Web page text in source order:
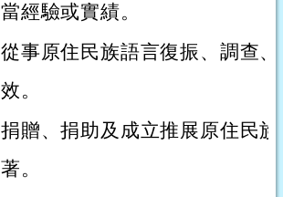
當經驗或實績。
從事原住民族語言復振、調查
效。
捐贈、捐助及成立推展原住民
著。